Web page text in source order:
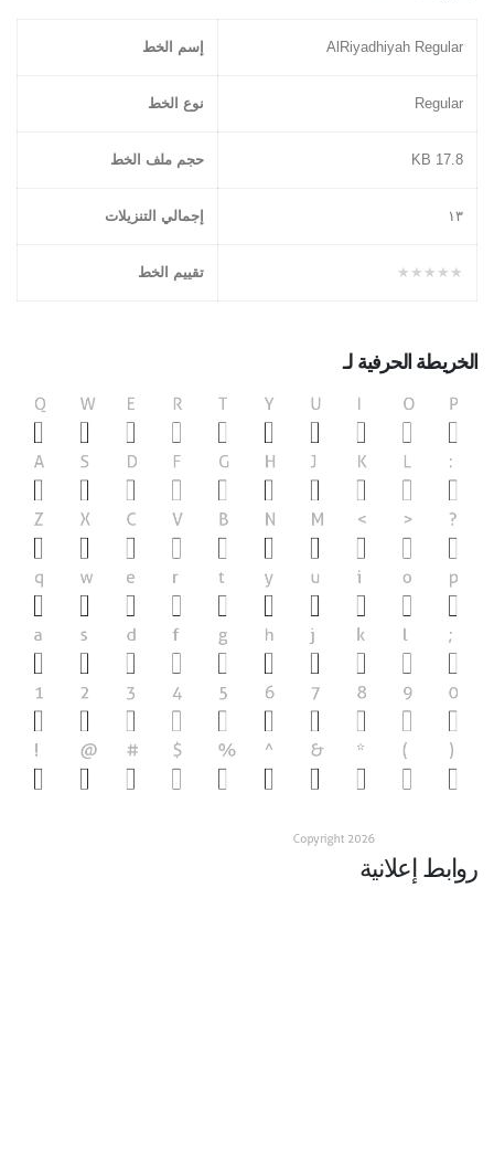
AlRiyadhiyah Regular إسم الخط
Regular نوع الخط
17.8 KB حجم ملف الخط
١۳ إجمالي التنزيلات
★★★★★ تقييم الخط
الخريطة الحرفية لـ
روابط إعلانية